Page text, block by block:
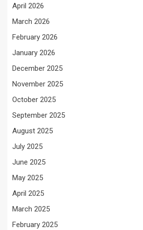
April 2026
March 2026
February 2026
January 2026
December 2025
November 2025
October 2025
September 2025
August 2025
July 2025
June 2025
May 2025
April 2025
March 2025
February 2025